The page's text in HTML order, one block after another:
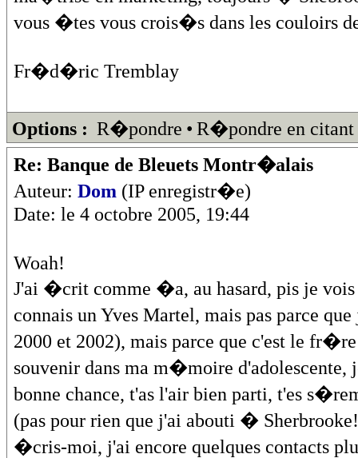
vous �tes vous crois�s dans les couloirs
Fr�d�ric Tremblay
Options : R�pondre • R�pondre en citant
Re: Banque de Bleuets Montr�alais
Auteur: Dom (IP enregistr�e)
Date: le 4 octobre 2005, 19:44
Woah!
J'ai �crit comme �a, au hasard, pis je
connais un Yves Martel, mais pas parce
2000 et 2002), mais parce que c'est le
souvenir dans ma m�moire d'adolescente,
bonne chance, t'as l'air bien parti, t'es
(pas pour rien que j'ai abouti �
�cris-moi, j'ai encore quelques contacts